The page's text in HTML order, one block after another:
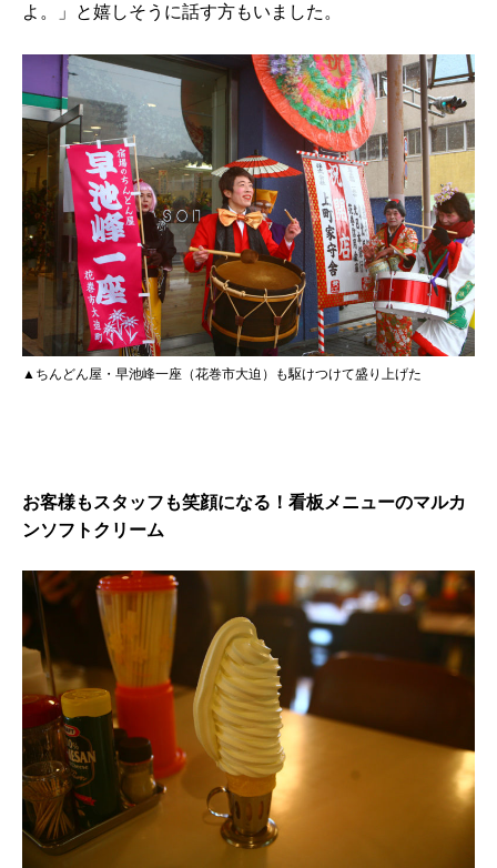
よ。」と嬉しそうに話す方もいました。
▲ちんどん屋・早池峰一座（花巻市大迫）も駆けつけて盛り上げた
お客様もスタッフも笑顔になる！看板メニューのマルカ
ンソフトクリーム